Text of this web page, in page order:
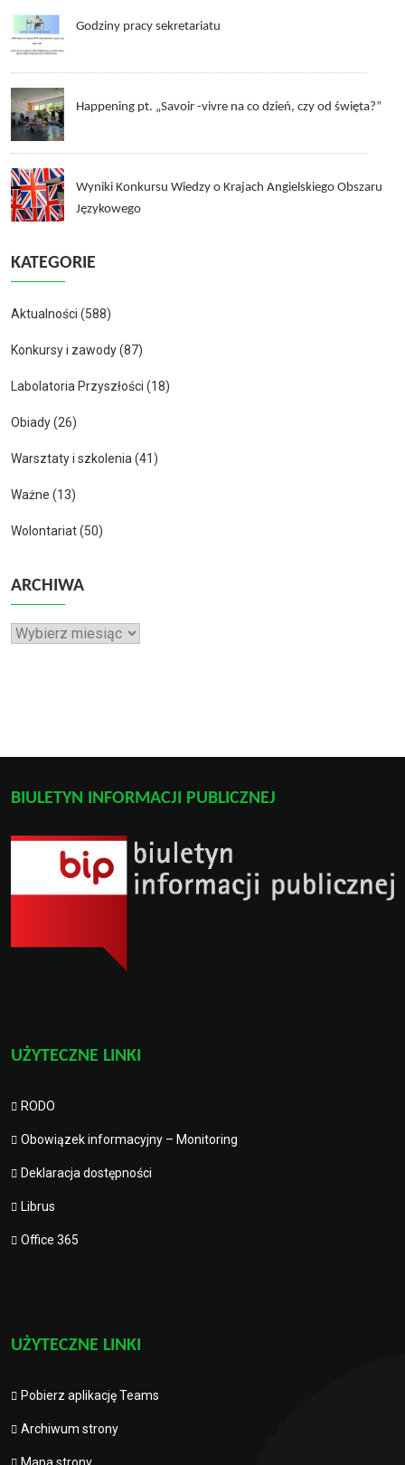
Godziny pracy sekretariatu
Happening pt. „Savoir -vivre na co dzień, czy od święta?”
Wyniki Konkursu Wiedzy o Krajach Angielskiego Obszaru
Językowego
KATEGORIE
Aktualności (588)
Konkursy i zawody(87)
Labolatoria Przyszłości (18)
Obiady(26)
Warsztaty i szkolenia (41)
Ważne (13)
Wolontariat(50)
ARCHIWA
Archiwa
BIULETYN INFORMACJI PUBLICZNEJ
UŻYTECZNE LINKI
RODO
Obowiązek informacyjny – Monitoring
Deklaracja dostępności
Librus
Office 365
UŻYTECZNE LINKI
Pobierz aplikację Teams
Archiwum strony